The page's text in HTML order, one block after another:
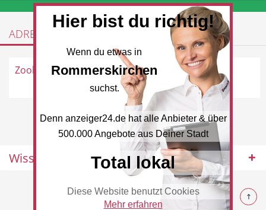
DE-News News
Restaurant Hotel
Beauty & Wellness Auto
❤️ Aktuelle Angebote & Prospekte per Newsletter erhalten
ADRESSEN
Zoolala.de
Mariannenpark 4, 41569
Rommerskirchen
Wissenswertes
Hier bist du richtig!
Wenn du etwas in
Rommerskirchen
suchst.
Denn anzeiger24.de hat alle Anbieter & über
500.000 Angebote aus Deiner Stadt
Total lokal
Diese Website benutzt Cookies
Mehr erfahren